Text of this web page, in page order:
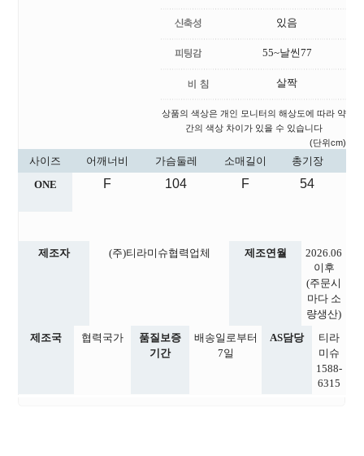
있음
55~날씬77
살짝
상품의 색상은 개인 모니터의 해상도에 따라 약
간의 색상 차이가 있을 수 있습니다
(단위cm)
사이즈 어깨너비 가슴둘레 소매길이
총기장
ONE
F 104 F 54
제조자 (주)티라미슈협력업체 제조연월
2026.06
이후
(주문시
마다 소
량생산)
제조국
협력국가
품질보증
기간
배송일로부터
7일
AS담당
티라
미슈
1588-
6315